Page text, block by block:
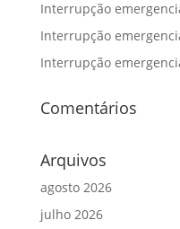
Interrupção
Interrupção
Interrupção
Comentários
Arquivos
agosto 2026
julho 2026